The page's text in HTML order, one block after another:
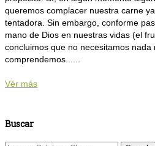
queremos complacer nuestra carne
tentadora. Sin embargo, conforme
mano de Dios en nuestras vidas (el
concluimos que no necesitamos
comprendemos......
Vér más
Buscar